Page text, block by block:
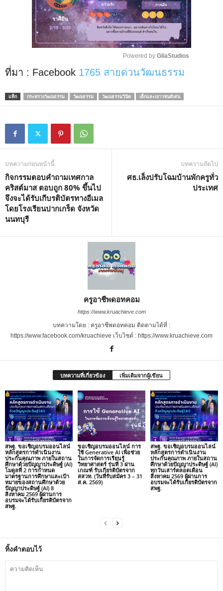
M
t
e
Powered by GliaStudios
ที่มา : Facebook 1765 สายด่วนวัฒนธรรม
แท็ก กระทรวงวัฒนธรรม วัฒนธรรม วัฒนธรรมวินิต เด็กและเยาวชนดีเด่น
บทความก่อนหน้านี้
กิจกรรมตอบคำถามเทศกาล
คริสต์มาส ตอบถูก 80% ขึ้นไป
จึงจะได้รับเกีบรติบัตรทางอีเมล
โดยโรงเรียนปากเกร็ด จังหวัด
นนทบุรี
บทความถัดไป
ศธ.เล็งปรับโฉมบ้านพักครูทั่ว
ประเทศ
ครูอาชีพดอทคอม
https://www.kruachieve.com
บทความโดย : ครูอาชีพดอทคอม ติดตามได้ที่ :
https://www.facebook.com/kruachieve เว็บไซต์ : https://www.kruachieve.com
บทความที่เกี่ยวข้อง เพิ่มเติมจากผู้เขียน
สพฐ. ขอเชิญอบรมออนไลน์
หลักสูตรการดำเนินงาน
ประกันคุณภาพ ภายในสถาน
ศึกษาด้วยปัญญาประดิษฐ์ (AI)
โมดูลที่ 2 การกำหนด
มาตรฐานการศึกษาและเป้า
หมายของสถานศึกษาด้วย
ปัญญาประดิษฐ์ (AI) 8
สิงหาคม 2569 ผู้ผ่านการ
อบรมจะได้รับเกียรติบัตรจาก
สพฐ.
ขอเชิญอบรมออนไลน์ การ
ใช้ Generative AI เพื่อช่วย
ในการจัดการเรียนรู้
วิทยาศาสตร์ รุ่นที่ 3 ผ่าน
เกณฑ์ รับเกียรติบัตรจาก
สสวท. (วันที่รับสมัคร 3 – 31
ส.ค. 2569)
สพฐ. ขอเชิญอบรมออนไลน์
หลักสูตรการดำเนินงาน
ประกันคุณภาพ ภายในสถาน
ศึกษาด้วยปัญญาประดิษฐ์ (AI)
ทุกวันเสาร์ตลอดเดือน
สิงหาคม 2569 ผู้ผ่านการ
อบรมจะได้รับเกียรติบัตรจาก
สพฐ.
ทิ้งคำตอบไว้